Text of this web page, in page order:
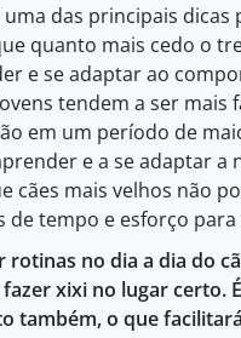
uma das principais
quanto mais cedo o
e se adaptar ao
tendem a ser
em um período de
e a se adaptar a
cães mais velhos não
de tempo e esforço para
rotinas no dia a dia do
xixi no lugar certo.
também, o que